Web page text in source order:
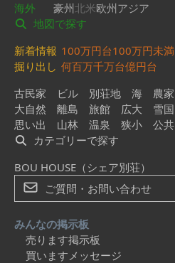
海外
豪州北米欧州アジア
地図で探す
新着情報 100万円台100万円未満
掘り出し 何百万千万台億円台
古民家
ビル 別荘地 海 農家
大自然
離島 旅館 広大 雪国
思い出
山林 温泉 狭小 公共
カテゴリーで探す
BOU HOUSE（シェア別荘）
ご質問・お問い合わせ
みんなの掲示板
売ります掲示板
買いますメッセージ